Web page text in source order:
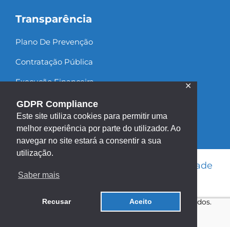
GDPR Compliance
Este site utiliza cookies para permitir uma
melhor experiência por parte do utilizador. Ao
navegar no site estará a consentir a sua
utilização.
Saber mais
Recusar Aceito
✕
Transparência
Plano De Prevenção
Contratação Pública
Execução Financeira
Recursos Humanos
Política de Privacidade
|Política de Cookies
Copyright ©2013 - 2026 | Todos os direitos reservados.